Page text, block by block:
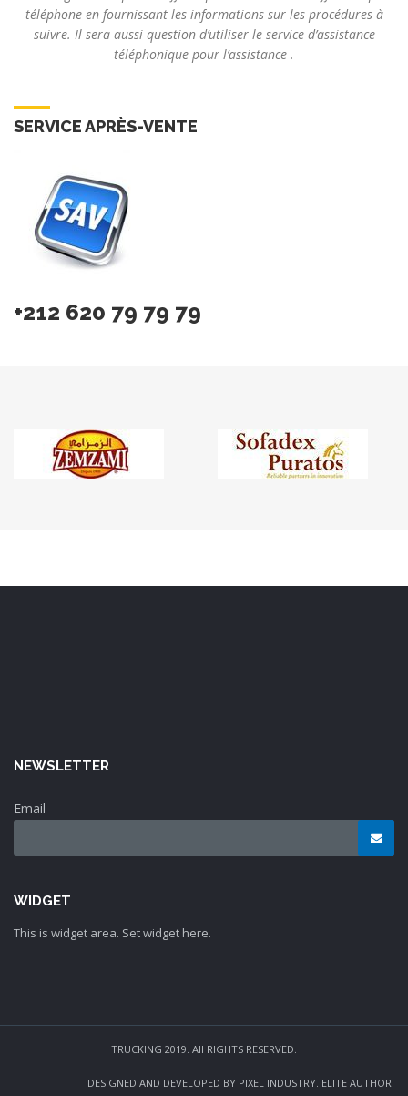
téléphone en fournissant les informations sur les procédures à
suivre. Il sera aussi question d’utiliser le service d’assistance
téléphonique pour l’assistance .
SERVICE APRÈS-VENTE
+212 620 79 79 79
NEWSLETTER
Email
WIDGET
This is widget area. Set widget here.
TRUCKING 2019. All RIGHTS RESERVED.
DESIGNED AND DEVELOPED BY PIXEL INDUSTRY. ELITE AUTHOR.